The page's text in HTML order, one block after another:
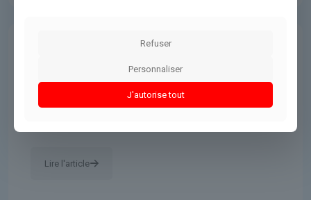
le Premier ministre libanais,
Nawaf Salam, se rendra à
Lire l'article
Refuser
Personnaliser
J'autorise tout